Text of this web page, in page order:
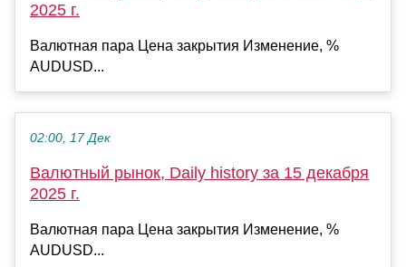
2025 г.
Валютная пара Цена закрытия Изменение, %
AUDUSD...
02:00, 17 Дек
Валютный рынок, Daily history за 15 декабря
2025 г.
Валютная пара Цена закрытия Изменение, %
AUDUSD...